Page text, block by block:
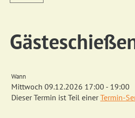
Wann
Mittwoch 09.12.2026 17:00 - 19:00
Dieser Termin ist Teil einerTermin-